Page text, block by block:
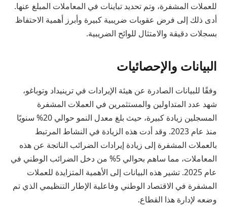
للعملات المشفرة، وتم تحديد تباينات في المعاملات المبلغ عنها.
أدى ذلك إلى فرض عقوبات ضريبية كبيرة وأبرز أهمية الاحتفاظ
بسجلات دقيقة والامتثال للوائح الضريبية.
البيانات والإحصائيات
وفقًا للبيانات الصادرة عن هيئة الإيرادات في ترينيداد وتوباغو،
شهد عدد المتداولين والمستثمرين في العملات المشفرة
المسجلين زيادة كبيرة، حيث بلغ معدل النمو حوالي 20% سنويًا
منذ عام 2023. وقد أدت هذه الزيادة في النشاط المرتبط
بالعملات المشفرة إلى زيادة إيرادات الضرائب الناتجة عن هذه
المعاملات، مما ساهم بحوالي 5% من دخل الضرائب الوطني في
عام 2025. تشير هذه البيانات إلى الأهمية المتزايدة للعملات
المشفرة في الاقتصاد الوطني وفاعلية الإطار التنظيمي الذي تم
وضعه لإدارة هذا القطاع.